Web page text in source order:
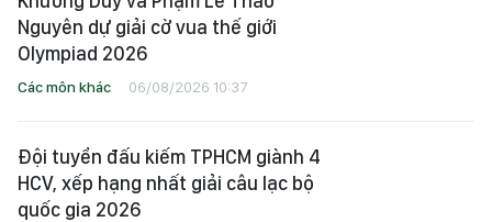
Nguyên dự giải cờ vua thế giới
Olympiad 2026
Các môn khác 06/08/2026 10:37
Đội tuyển đấu kiếm TPHCM giành 4
HCV, xếp hạng nhất giải câu lạc bộ
quốc gia 2026